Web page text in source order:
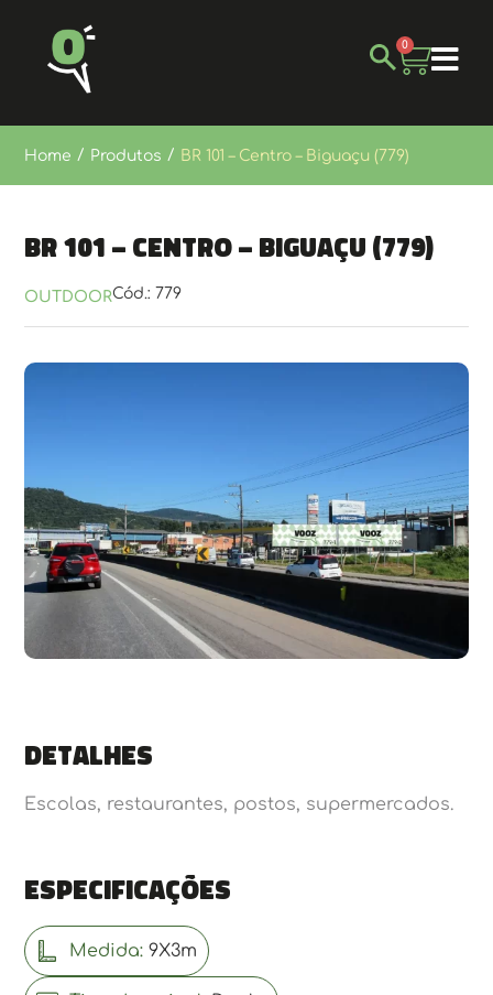
0
Home / Produtos / BR 101 – Centro – Biguaçu (779)
BR 101 – Centro – Biguaçu (779)
OUTDOORCód.: 779
Detalhes
Escolas, restaurantes, postos, supermercados.
Especificações
Medida: 9X3m